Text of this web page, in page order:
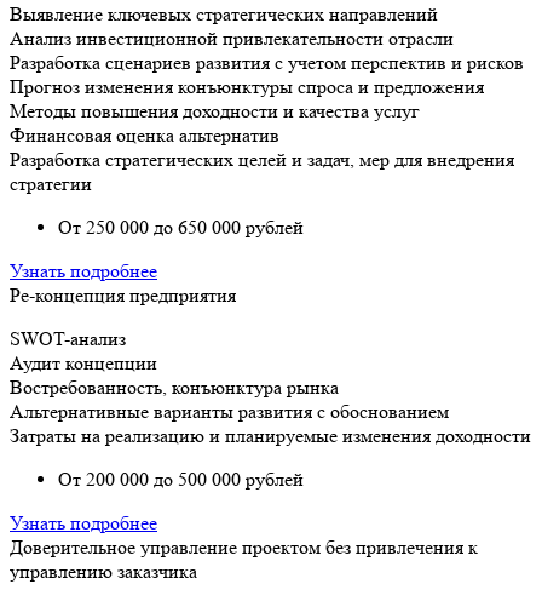
Выявление ключевых стратегических направлений
Анализ инвестиционной привлекательности отрасли
Разработка сценариев развития с учетом перспектив и рисков
Прогноз изменения конъюнктуры спроса и предложения
Методы повышения доходности и качества услуг
Финансовая оценка альтернатив
Разработка стратегических целей и задач, мер для внедрения
стратегии
От 250 000 до 650 000 рублей
Узнать подробнее
Ре-концепция предприятия
SWOT-анализ
Аудит концепции
Востребованность, конъюнктура рынка
Альтернативные варианты развития с обоснованием
Затраты на реализацию и планируемые изменения доходности
От 200 000 до 500 000 рублей
Узнать подробнее
Доверительное управление проектом без привлечения к
управлению заказчика